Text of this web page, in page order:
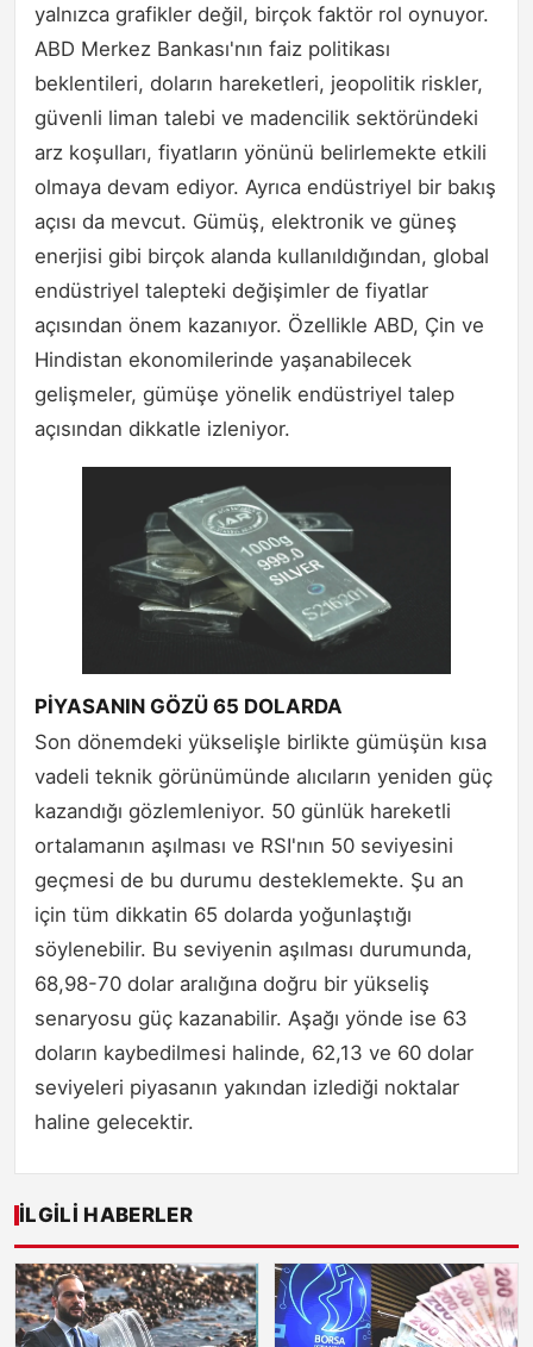
yalnızca grafikler değil, birçok faktör rol oynuyor.
ABD Merkez Bankası'nın faiz politikası
beklentileri, doların hareketleri, jeopolitik riskler,
güvenli liman talebi ve madencilik sektöründeki
arz koşulları, fiyatların yönünü belirlemekte etkili
olmaya devam ediyor. Ayrıca endüstriyel bir bakış
açısı da mevcut. Gümüş, elektronik ve güneş
enerjisi gibi birçok alanda kullanıldığından, global
endüstriyel talepteki değişimler de fiyatlar
açısından önem kazanıyor. Özellikle ABD, Çin ve
Hindistan ekonomilerinde yaşanabilecek
gelişmeler, gümüşe yönelik endüstriyel talep
açısından dikkatle izleniyor.
PİYASANIN GÖZÜ 65 DOLARDA
Son dönemdeki yükselişle birlikte gümüşün kısa
vadeli teknik görünümünde alıcıların yeniden güç
kazandığı gözlemleniyor. 50 günlük hareketli
ortalamanın aşılması ve RSI'nın 50 seviyesini
geçmesi de bu durumu desteklemekte. Şu an
için tüm dikkatin 65 dolarda yoğunlaştığı
söylenebilir. Bu seviyenin aşılması durumunda,
68,98-70 dolar aralığına doğru bir yükseliş
senaryosu güç kazanabilir. Aşağı yönde ise 63
doların kaybedilmesi halinde, 62,13 ve 60 dolar
seviyeleri piyasanın yakından izlediği noktalar
haline gelecektir.
İLGILI HABERLER